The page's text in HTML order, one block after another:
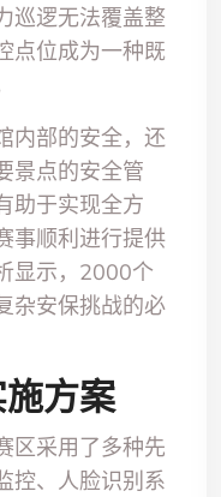
巡逻无法覆盖整
点位成为一种既
内部的安全，还
景点的安全管
助于实现全方
事顺利进行提供
显示，2000个
杂安保挑战的必
方案
区采用了多种先
控、人脸识别系